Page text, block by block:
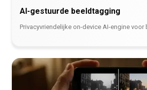
AI-gestuurde beeldtagging
Privacyvriendelijke on-device AI-engine